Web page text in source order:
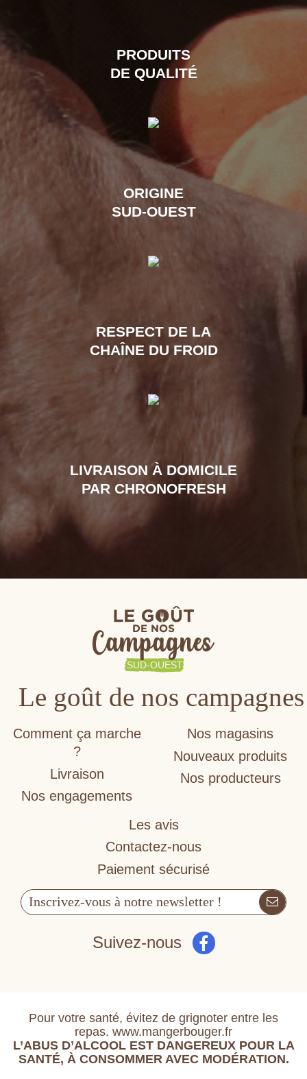
PRODUITS
DE QUALITÉ
ORIGINE
SUD-OUEST
RESPECT DE LA
CHAÎNE DU FROID
LIVRAISON À DOMICILE
PAR CHRONOFRESH
Le goût de nos campagnes
Comment ça marche
?
Livraison
Nos engagements
Nos magasins
Nouveaux produits
Nos producteurs
Les avis
Contactez-nous
Paiement sécurisé
Suivez-nous
Pour votre santé, évitez de grignoter entre les
repas. www.mangerbouger.fr
L’ABUS D’ALCOOL EST DANGEREUX POUR LA
SANTÉ, À CONSOMMER AVEC MODÉRATION.